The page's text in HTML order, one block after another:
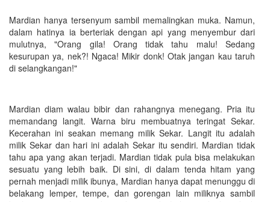
Mardian hanya tersenyum sambil memalingkan muka. Namun,
dalam hatinya ia berteriak dengan api yang menyembur dari
mulutnya, "Orang gila! Orang tidak tahu malu! Sedang
kesurupan ya, nek?! Ngaca! Mikir donk! Otak jangan kau taruh
di selangkangan!"
Mardian diam walau bibir dan rahangnya menegang. Pria itu
memandang langit. Warna biru membuatnya teringat Sekar.
Kecerahan ini seakan memang milik Sekar. Langit itu adalah
milik Sekar dan hari ini adalah Sekar itu sendiri. Mardian tidak
tahu apa yang akan terjadi. Mardian tidak pula bisa melakukan
sesuatu yang lebih baik. Di sini, di dalam tenda hitam yang
pernah menjadi milik ibunya, Mardian hanya dapat menunggu di
belakang lemper, tempe, dan gorengan lain miliknya sambil